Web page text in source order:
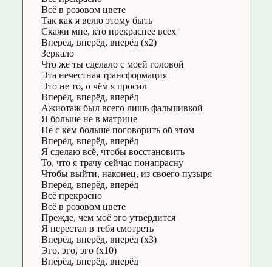
Всё в розовом цвете
Так как я велю этому быть
Скажи мне, кто прекраснее всех
Вперёд, вперёд, вперёд (х2)
Зеркало
Что же ты сделало с моей головой
Эта нечестная трансформация
Это не то, о чём я просил
Вперёд, вперёд, вперёд
Ажиотаж был всего лишь фальшивкой
Я больше не в матрице
Не с кем больше поговорить об этом
Вперёд, вперёд, вперёд
Я сделаю всё, чтобы восстановить
То, что я трачу сейчас понапрасну
Чтобы выйти, наконец, из своего пузыря
Вперёд, вперёд, вперёд
Всё прекрасно
Всё в розовом цвете
Прежде, чем моё эго утвердится
Я перестал в тебя смотреть
Вперёд, вперёд, вперёд (х3)
Эго, эго, эго (х10)
Вперёд, вперёд, вперёд